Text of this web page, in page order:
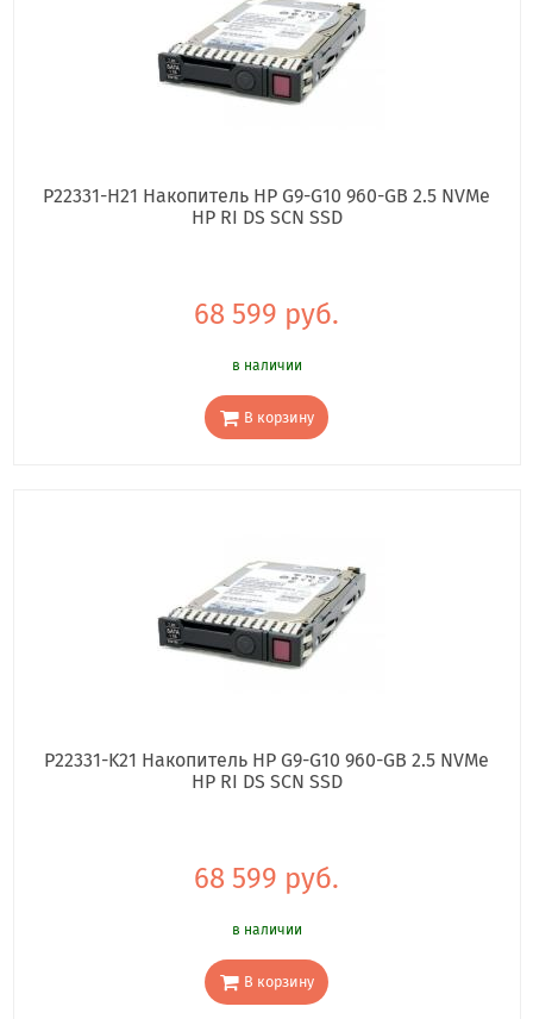
P22331-H21 Накопитель HP G9-G10 960-GB 2.5 NVMe
HP RI DS SCN SSD
68 599 руб.
в наличии
В корзину
P22331-K21 Накопитель HP G9-G10 960-GB 2.5 NVMe
HP RI DS SCN SSD
68 599 руб.
в наличии
В корзину